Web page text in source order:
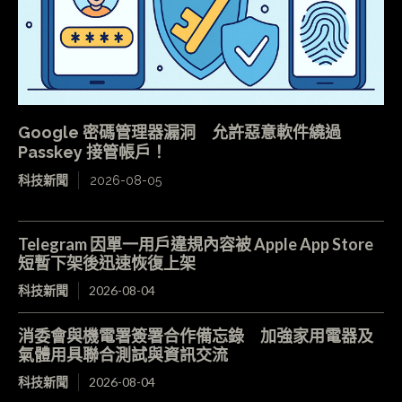
Google 密碼管理器漏洞 允許惡意軟件繞過
Passkey 接管帳戶！
科技新聞 2026-08-05
Telegram 因單一用戶違規內容被 Apple App Store
短暫下架後迅速恢復上架
科技新聞 2026-08-04
消委會與機電署簽署合作備忘錄 加強家用電器及
氣體用具聯合測試與資訊交流
科技新聞 2026-08-04